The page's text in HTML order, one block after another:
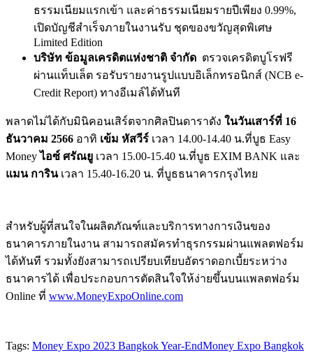
ธรรมเนียมแรกเข้า และค่าธรรมเนียมรายปีเพียง 0.99%,
เปิดบัญชีสำเร็จภายในงานรับ ชุดของขวัญสุดพิเศษ
Limited Edition
บริษัท ข้อมูลเครดิตแห่งชาติ จำกัด ตรวจเครดิตบูโรฟรี
ผ่านแท็บเล็ต รอรับรายงานรูปแบบอิเล็กทรอนิกส์ (NCB e-
Credit Report) ทางอีเมล์ได้ทันที
พลาดไม่ได้กับมินิคอนเสิร์ตจากศิลปินดาราดัง ในวันเสาร์ที่ 16
ธันวาคม 2566 อาทิ เข้ม หัสวีร์ เวลา 14.00-14.40 น.ที่บูธ Easy
Moneyไอซ์ ศรัณยู เวลา 15.00-15.40 น.ที่บูธ EXIM BANK และ
แมน การิน เวลา 15.40-16.20 น. ที่บูธธนาคารกรุงไทย
สำหรับผู้ที่สนใจในผลิตภัณฑ์และบริการทางการเงินของ
ธนาคารภายในงาน สามารถสมัครทำธุรกรรมผ่านแพลตฟอร์ม
ได้ทันที รวมทั้งยังสามารถเปรียบเทียบอัตราดอกเบี้ยระหว่าง
ธนาคารได้ เพื่อประกอบการตัดสินใจให้ง่ายขึ้นบนแพลตฟอร์ม
Online ที่ www.MoneyExpoOnline.com
Tags: Money Expo 2023 Bangkok Year-EndMoney Expo Bangkok